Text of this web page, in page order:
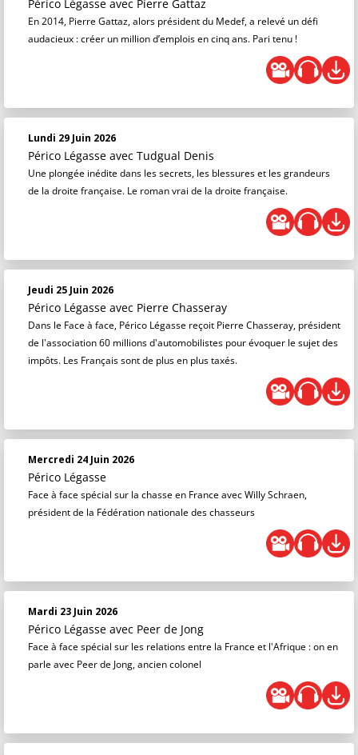
Périco Légasse avec Pierre Gattaz
En 2014, Pierre Gattaz, alors président du Medef, a relevé un défi
audacieux : créer un million d’emplois en cinq ans. Pari tenu !
Lundi 29 Juin 2026
Périco Légasse avec Tudgual Denis
Une plongée inédite dans les secrets, les blessures et les grandeurs
de la droite française. Le roman vrai de la droite française.
Jeudi 25 Juin 2026
Périco Légasse avec Pierre Chasseray
Dans le Face à face, Périco Légasse reçoit Pierre Chasseray, président
de l'association 60 millions d'automobilistes pour évoquer le sujet des
impôts. Les Français sont de plus en plus taxés.
Mercredi 24 Juin 2026
Périco Légasse
Face à face spécial sur la chasse en France avec Willy Schraen,
président de la Fédération nationale des chasseurs
Mardi 23 Juin 2026
Périco Légasse avec Peer de Jong
Face à face spécial sur les relations entre la France et l'Afrique : on en
parle avec Peer de Jong, ancien colonel